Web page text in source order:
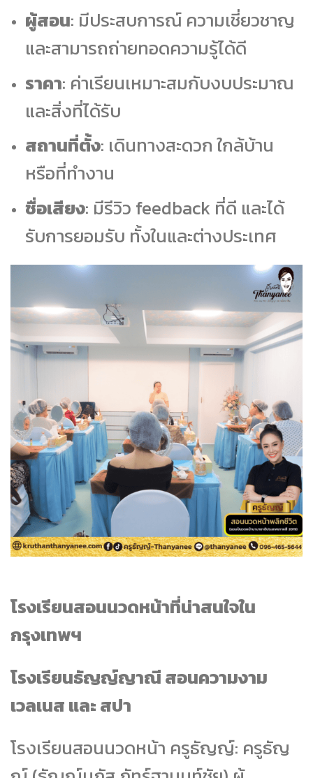
ผู้สอน: มีประสบการณ์ ความเชี่ยวชาญ
และสามารถถ่ายทอดความรู้ได้ดี
ราคา: ค่าเรียนเหมาะสมกับงบประมาณ
และสิ่งที่ได้รับ
สถานที่ตั้ง: เดินทางสะดวก ใกล้บ้าน
หรือที่ทำงาน
ชื่อเสียง: มีรีวิว feedback ที่ดี และได้
รับการยอมรับ ทั้งในและต่างประเทศ
โรงเรียนสอนนวดหน้าที่น่าสนใจใน
กรุงเทพฯ
โรงเรียนธัญญ์ญาณี สอนความงาม
เวลเนส และ สปา
โรงเรียนสอนนวดหน้า ครูธัญญ์: ครูธัญ